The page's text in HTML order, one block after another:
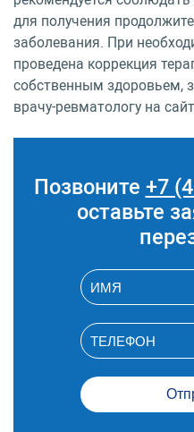
для получения
заболевания. При
проведена коррекция
собственным здоровьем,
врачу-ревматологу на
Позвоните +7
оставьте